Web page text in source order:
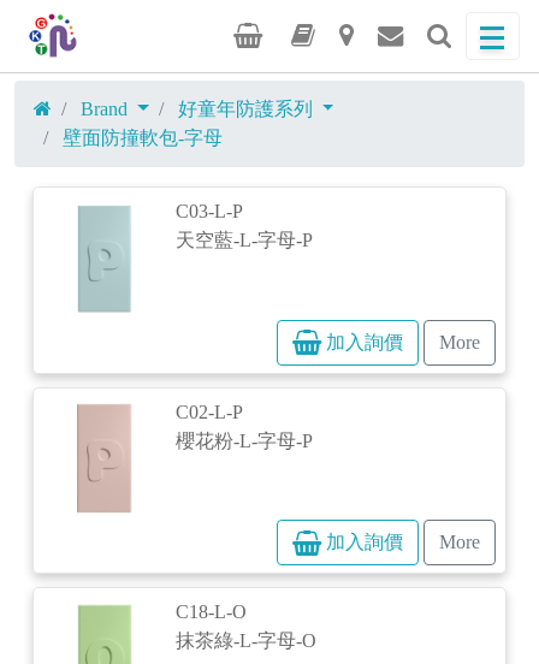
Brand
好童年防護系列
壁面防撞軟包-字母
C03-L-P
天空藍-L-字母-P
加入詢價 More
C02-L-P
櫻花粉-L-字母-P
加入詢價 More
C18-L-O
抹茶綠-L-字母-O